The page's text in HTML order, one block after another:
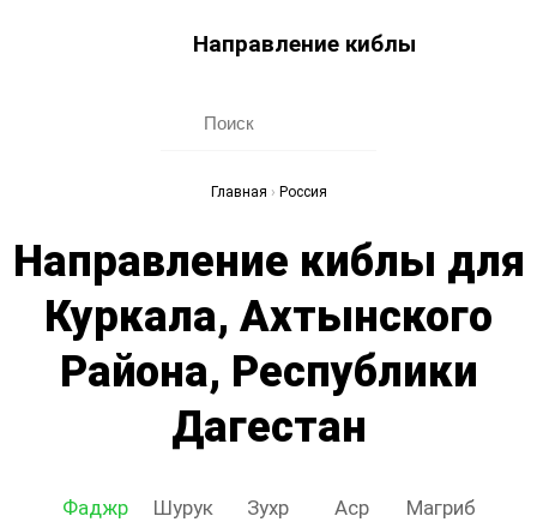
Направление киблы
Главная › Россия
Направление киблы для
Куркала, Ахтынского
Района, Республики
Дагестан
Фаджр Шурук Зухр Аср Магриб